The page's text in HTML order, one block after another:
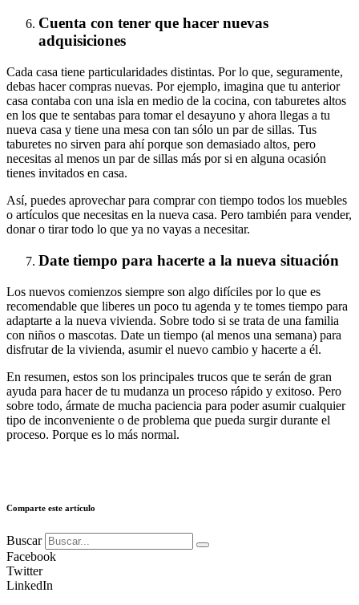
Cuenta con tener que hacer nuevas
adquisiciones
Cada casa tiene particularidades distintas. Por lo que, seguramente,
debas hacer compras nuevas. Por ejemplo, imagina que tu anterior
casa contaba con una isla en medio de la cocina, con taburetes altos
en los que te sentabas para tomar el desayuno y ahora llegas a tu
nueva casa y tiene una mesa con tan sólo un par de sillas. Tus
taburetes no sirven para ahí porque son demasiado altos, pero
necesitas al menos un par de sillas más por si en alguna ocasión
tienes invitados en casa.
Así, puedes aprovechar para comprar con tiempo todos los muebles
o artículos que necesitas en la nueva casa. Pero también para vender,
donar o tirar todo lo que ya no vayas a necesitar.
Date tiempo para hacerte a la nueva situación
Los nuevos comienzos siempre son algo difíciles por lo que es
recomendable que liberes un poco tu agenda y te tomes tiempo para
adaptarte a la nueva vivienda. Sobre todo si se trata de una familia
con niños o mascotas. Date un tiempo (al menos una semana) para
disfrutar de la vivienda, asumir el nuevo cambio y hacerte a él.
En resumen, estos son los principales trucos que te serán de gran
ayuda para hacer de tu mudanza un proceso rápido y exitoso. Pero
sobre todo, ármate de mucha paciencia para poder asumir cualquier
tipo de inconveniente o de problema que pueda surgir durante el
proceso. Porque es lo más normal.
Comparte este artículo
Buscar
Facebook
Twitter
LinkedIn